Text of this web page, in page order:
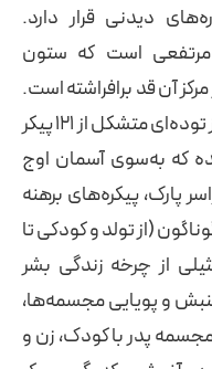
دیدنی قرار دارد.
است که ستون
به ارتفاع ۱۴ متر در مرکز آن قد برافراشته است.
این ستون که «مونو لیت» نام دارد، از توده‌ای متشکل از ۱۲۱ پیکر
که به‌سوی آسمان اوج
پارک، پیکره‌های برهنه
(از تولد و کودکی تا
از چرخه زندگی بشر
و پویایی مجسمه‌ها،
پدر با کودک، زن و